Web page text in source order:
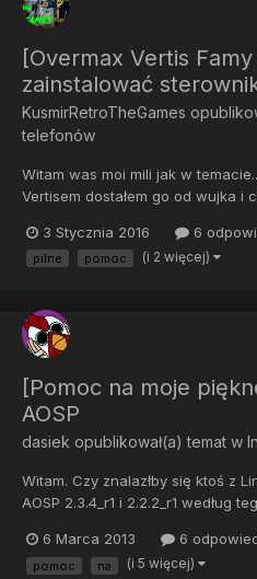
[Overmax Vertis
zainstalować
KusmirRetroTheGames
telefonów
Witam was moi mili jak w
Vertisem dostałem go od wujka i
go tam nie ma,zatrzymuje się na
próbowałem już wgrywać na
3 Stycznia 2016 6
pilne pomoc (i 2 więcej)
[Pomoc na moje
AOSP
dasiek opublikował(a) temat w
Witam. Czy znalazłby się ktoś z
AOSP 2.3.4_r1 i 2.2.2_r1 według
miejscu trzeba 2.3.7_r1 zmienić na
w jakiegoś super
6 Marca 2013 6
pomoc na (i 5 więcej)